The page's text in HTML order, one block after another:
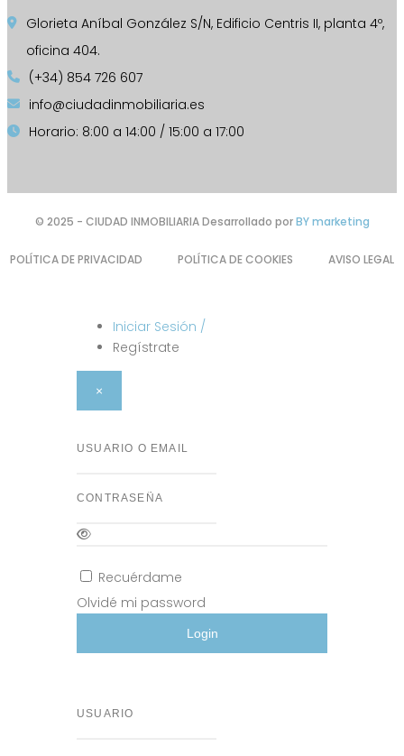
Glorieta Aníbal González S/N, Edificio Centris II, planta 4º,
oficina 404.
(+34) 854 726 607
info@ciudadinmobiliaria.es
Horario: 8:00 a 14:00 / 15:00 a 17:00
© 2025 - CIUDAD INMOBILIARIA Desarrollado porBY marketing
POLÍTICA DE PRIVACIDAD POLÍTICA DE COOKIES AVISO LEGAL
Iniciar Sesión /
Regístrate
×
Recuérdame
Olvidé mi password
Login